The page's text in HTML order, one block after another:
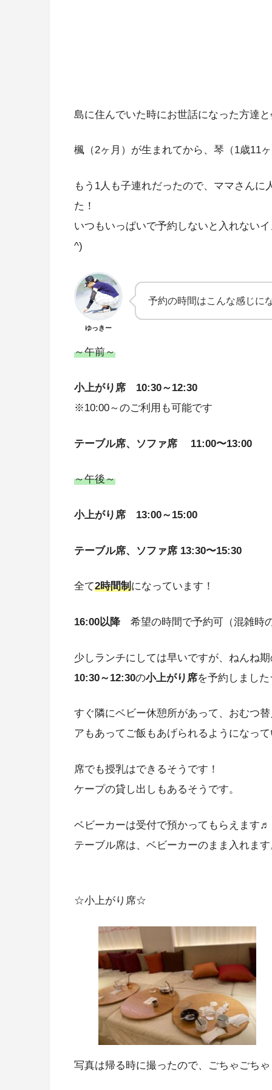
島に住んでいた時にお世話になった方達
楓（2ヶ月）が生まれてから、琴（1歳11
もう1人も子連れだったので、ママさん
た！
いつもいっぱいで予約しないと入れない
^)
ゆっきー
予約の時間はこんな感じに
～午前～
小上がり席 10:30～12:30
※10:00～のご利用も可能です
テーブル席、ソファ席 11:00〜13:00
～午後～
小上がり席 13:00～15:00
テーブル席、ソファ席 13:30〜15:30
全て2時間制になっています！
16:00以降 希望の時間で予約可（混雑時
少しランチにしては早いですが、ねんね
10:30～12:30の小上がり席を予約しまし
すぐ隣にベビー休憩所があって、おむつ
アもあってご飯もあげられるようになっ
席でも授乳はできるそうです！
ケープの貸し出しもあるそうです。
ベビーカーは受付で預かってもらえます♬
テーブル席は、ベビーカーのまま入れます
☆小上がり席☆
写真は帰る時に撮ったので、ごちゃごち